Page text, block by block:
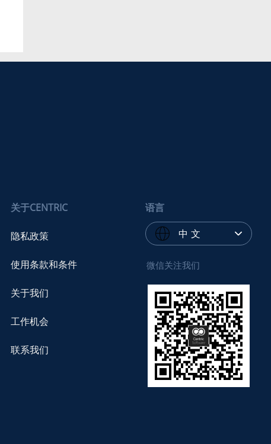
关于CENTRIC
隐私政策
使用条款和条件
关于我们
工作机会
联系我们
语言
中 文
微信关注我们